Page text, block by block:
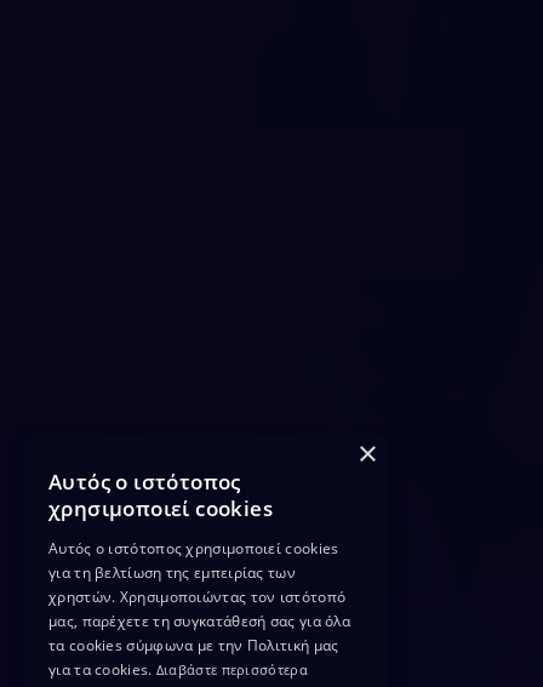
×
Αυτός ο ιστότοπος
χρησιμοποιεί cookies
Αυτός ο ιστότοπος χρησιμοποιεί cookies
για τη βελτίωση της εμπειρίας των
χρηστών. Χρησιμοποιώντας τον ιστότοπό
μας, παρέχετε τη συγκατάθεσή σας για όλα
τα cookies σύμφωνα με την Πολιτική μας
για τα cookies. Διαβάστε περισσότερα